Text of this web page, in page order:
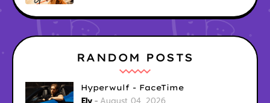
RANDOM POSTS
Hyperwulf - FaceTime